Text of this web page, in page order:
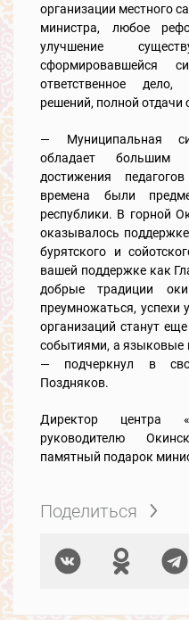
организации местного
министра, любое
улучшение
сформировавшейся
ответственное
решений, полной отдачи
— Муниципальная
обладает большим
достижения
времена были
республики. В горной
оказывалось
бурятского и
вашей поддержке как
добрые традиции
преумножаться, успехи
организаций станут
событиями, а
— подчеркнул в
Поздняков.
Директор центра
руководителю
памятный подарок
Поделиться